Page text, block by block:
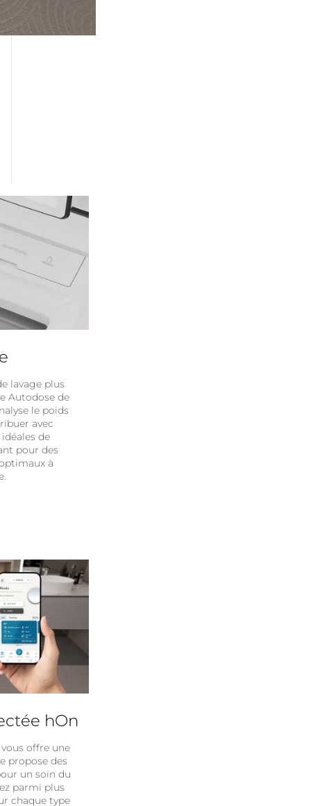
lavage plus
Autodose de
le poids
avec
de
pour des
à
hOn
offre une
propose des
un soin du
parmi plus
chaque type